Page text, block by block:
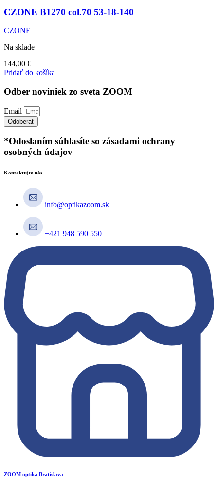
CZONE B1270 col.70 53-18-140
CZONE
Na sklade
144,00 €
Pridať do košíka
Odber noviniek zo sveta ZOOM
Email
Odoberať
*Odoslaním súhlasíte so zásadami ochrany
osobných údajov
Kontaktujte nás
info@optikazoom.sk
+421 948 590 550
ZOOM optika Bratislava